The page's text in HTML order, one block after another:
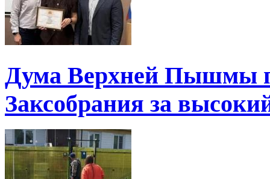
Дума Верхней Пышмы
Заксобрания за